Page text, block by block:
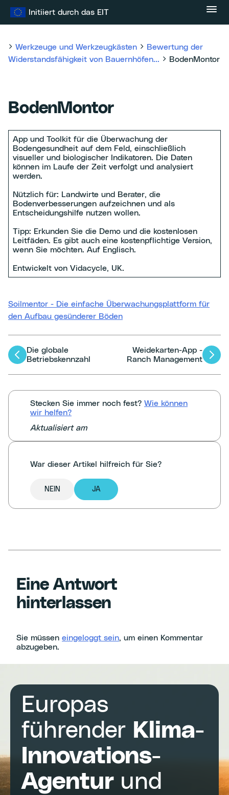
Inhalt
Initiiert durch das EIT
Werkzeuge und Werkzeugkästen
Bewertung der
Widerstandsfähigkeit von Bauernhöfen...
BodenMontor
BodenMontor
App und Toolkit für die Überwachung der
Bodengesundheit auf dem Feld, einschließlich
visueller und biologischer Indikatoren. Die Daten
können im Laufe der Zeit verfolgt und analysiert
werden.
Nützlich für: Landwirte und Berater, die
Bodenverbesserungen aufzeichnen und als
Entscheidungshilfe nutzen wollen.
Tipp: Erkunden Sie die Demo und die kostenlosen
Leitfäden. Es gibt auch eine kostenpflichtige Version,
wenn Sie möchten. Auf Englisch.
Entwickelt von Vidacycle, UK.
Soilmentor - Die einfache Überwachungsplattform für
den Aufbau gesünderer Böden
Artikel-
Navigation
Die globale
Betriebskennzahl
Weidekarten-App -
Ranch Management
Stecken Sie immer noch fest? Wie können
wir helfen?
Aktualisiert am
War dieser Artikel hilfreich für Sie?
NEIN JA
Eine Antwort
hinterlassen
Sie müssen eingeloggt sein, um einen Kommentar
abzugeben.
Europas
führender Klima-
Innovations-
Agentur und